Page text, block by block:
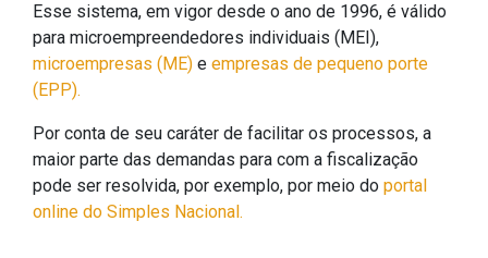
Esse sistema, em vigor desde o ano de 1996, é válido
para microempreendedores individuais (MEI),
microempresas (ME) e empresas de pequeno porte
(EPP).
Por conta de seu caráter de facilitar os processos, a
maior parte das demandas para com a fiscalização
pode ser resolvida, por exemplo, por meio do portal
online do Simples Nacional.